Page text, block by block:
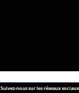
Suivez-nous sur les réseaux sociaux